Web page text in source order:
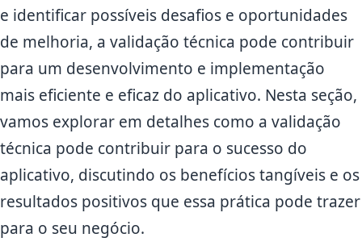
e identificar possíveis desafios e oportunidades
de melhoria, a validação técnica pode contribuir
para um desenvolvimento e implementação
mais eficiente e eficaz do aplicativo. Nesta seção,
vamos explorar em detalhes como a validação
técnica pode contribuir para o sucesso do
aplicativo, discutindo os benefícios tangíveis e os
resultados positivos que essa prática pode trazer
para o seu negócio.